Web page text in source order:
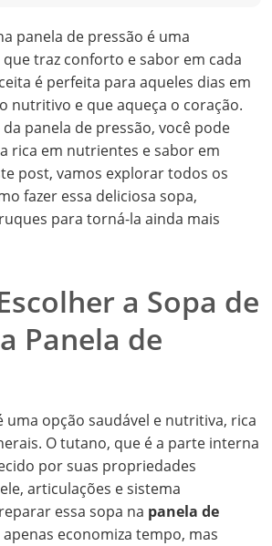
panela de pressão é uma
traz conforto e sabor em cada
é perfeita para aqueles dias em
nutritivo e que aqueça o coração.
panela de pressão, você pode
rica em nutrientes e sabor em
post, vamos explorar todos os
fazer essa deliciosa sopa,
para torná-la ainda mais
a Sopa de
Panela de
uma opção saudável e nutritiva, rica
O tutano, que é a parte interna
por suas propriedades
articulações e sistema
essa sopa na panela de
apenas economiza tempo, mas